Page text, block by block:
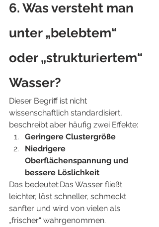
6. Was versteht man
unter „belebtem“
oder „strukturiertem“
Wasser?
Dieser Begriff ist nicht
wissenschaftlich standardisiert,
beschreibt aber häufig zwei Effekte:
Geringere Clustergröße
Niedrigere
Oberflächenspannung und
bessere Löslichkeit
Das bedeutet:Das Wasser fließt
leichter, löst schneller, schmeckt
sanfter und wird von vielen als
„frischer“ wahrgenommen.